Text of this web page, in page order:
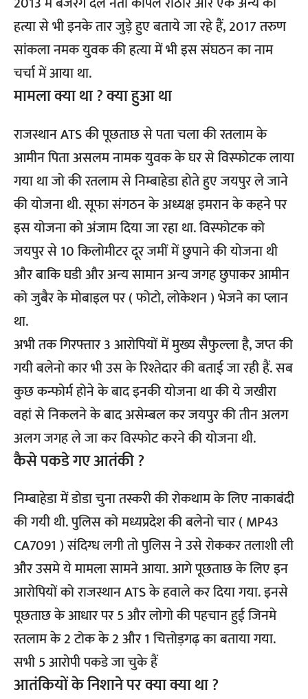
हत्या से भी इनके तार जुड़े हुए बताये जा रहे हैं, 2017 तरुण
सांकला नमक युवक की हत्या में भी इस संघठन का नाम
चर्चा में आया था.
मामला क्या था ? क्या हुआ था
राजस्थान ATS की पूछताछ से पता चला की रतलाम के
आमीन पिता असलम नामक युवक के घर से विस्फोटक लाया
गया था जो की रतलाम से निम्बाहेडा होते हुए जयपुर ले जाने
की योजना थी. सूफा संगठन के अध्यक्ष इमरान के कहने पर
इस योजना को अंजाम दिया जा रहा था. विस्फोटक को
जयपुर से 10 किलोमीटर दूर जमीं में छुपाने की योजना थी
और बाकि घडी और अन्य सामान अन्य जगह छुपाकर आमीन
को जुबैर के मोबाइल पर ( फोटो, लोकेशन ) भेजने का प्लान
था.
अभी तक गिरफ्तार 3 आरोपियों में मुख्य सैफुल्ला है, जप्त की
गयी बलेनो कार भी उस के रिश्तेदार की बताई जा रही हैं. सब
कुछ कन्फोर्म होने के बाद इनकी योजना था की ये जखीरा
वहां से निकलने के बाद असेम्बल कर जयपुर की तीन अलग
अलग जगह ले जा कर विस्फोट करने की योजना थी.
कैसे पकडे गए आतंकी ?
निम्बाहेडा में डोडा चुना तस्करी की रोकथाम के लिए नाकाबंदी
की गयी थी. पुलिस को मध्यप्रदेश की बलेनो चार ( MP43
CA7091 ) संदिग्ध लगी तो पुलिस ने उसे रोककर तलाशी ली
और उसमे ये मामला सामने आया. आगे पूछताछ के लिए इन
आरोपियों को राजस्थान ATS के हवाले कर दिया गया. इनसे
पूछताछ के आधार पर 5 और लोगो की पहचान हुई जिनमे
रतलाम के 2 टोक के 2 और 1 चित्तोड़गढ़ का बताया गया.
सभी 5 आरोपी पकडे जा चुके हैं
आतंकियों के निशाने पर क्या क्या था ?